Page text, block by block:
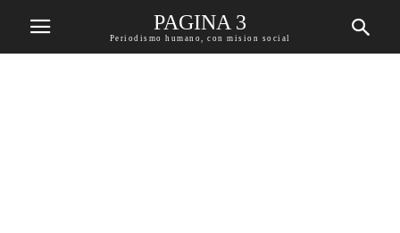
PAGINA 3
Periodismo humano, con mision social